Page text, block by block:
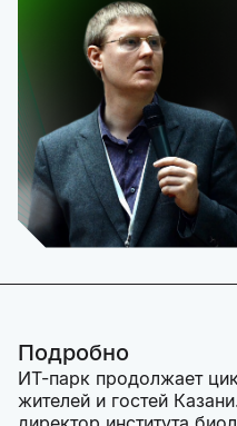
Подробно
ИТ-парк продолжает
жителей и гостей